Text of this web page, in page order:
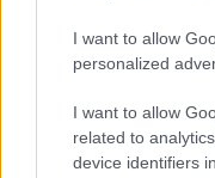
I want to allow
personalized
I want to allow
related to
device identifiers
Νέα έρευνα:
στους 10